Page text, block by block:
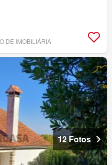
DE IMOBILIÁRIA
12 Fotos